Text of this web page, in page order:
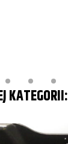
KATEGORII: